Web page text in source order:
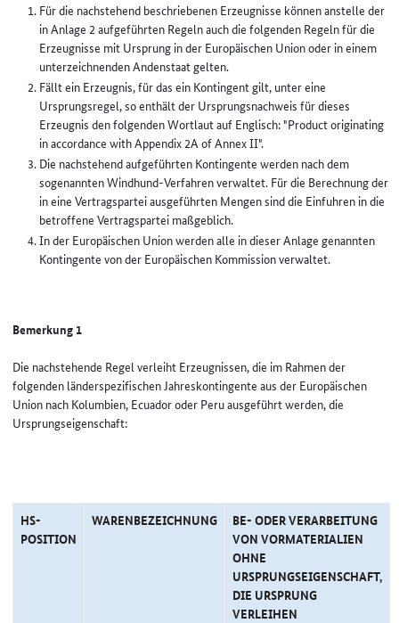
Für die nachstehend beschriebenen Erzeugnisse können anstelle der
in Anlage 2 aufgeführten Regeln auch die folgenden Regeln für die
Erzeugnisse mit Ursprung in der Europäischen Union oder in einem
unterzeichnenden Andenstaat gelten.
Fällt ein Erzeugnis, für das ein Kontingent gilt, unter eine
Ursprungsregel, so enthält der Ursprungsnachweis für dieses
Erzeugnis den folgenden Wortlaut auf Englisch: "Product originating
in accordance with Appendix 2A of Annex II".
Die nachstehend aufgeführten Kontingente werden nach dem
sogenannten Windhund-Verfahren verwaltet. Für die Berechnung der
in eine Vertragspartei ausgeführten Mengen sind die Einfuhren in die
betroffene Vertragspartei maßgeblich.
In der Europäischen Union werden alle in dieser Anlage genannten
Kontingente von der Europäischen Kommission verwaltet.
Bemerkung 1
Die nachstehende Regel verleiht Erzeugnissen, die im Rahmen der
folgenden länderspezifischen Jahreskontingente aus der Europäischen
Union nach Kolumbien, Ecuador oder Peru ausgeführt werden, die
Ursprungseigenschaft:
HS-
POSITION
WARENBEZEICHNUNG
BE- ODER VERARBEITUNG
VON VORMATERIALIEN
OHNE
URSPRUNGSEIGENSCHAFT,
DIE URSPRUNG
VERLEIHEN